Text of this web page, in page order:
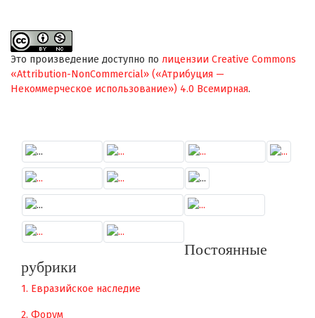
Это произведение доступно по лицензии Creative Commons
«Attribution-NonCommercial» («Атрибуция —
Некоммерческое использование») 4.0 Всемирная.
Постоянные
рубрики
1. Евразийское наследие
2. Форум